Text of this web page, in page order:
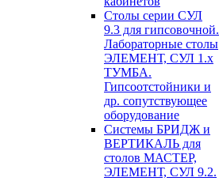
Столы серии СУЛ
9.3 для гипсовочной.
Лабораторные столы
ЭЛЕМЕНТ, СУЛ 1.х
ТУМБА.
Гипсоотстойники и
др. сопутствующее
оборудование
Системы БРИДЖ и
ВЕРТИКАЛЬ для
столов МАСТЕР,
ЭЛЕМЕНТ, СУЛ 9.2.